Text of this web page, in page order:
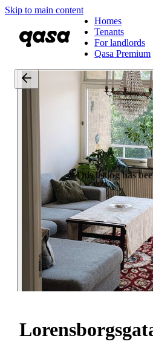
Skip to main content
Homes
Tenants
For landlords
Qasa Premium
This listing has